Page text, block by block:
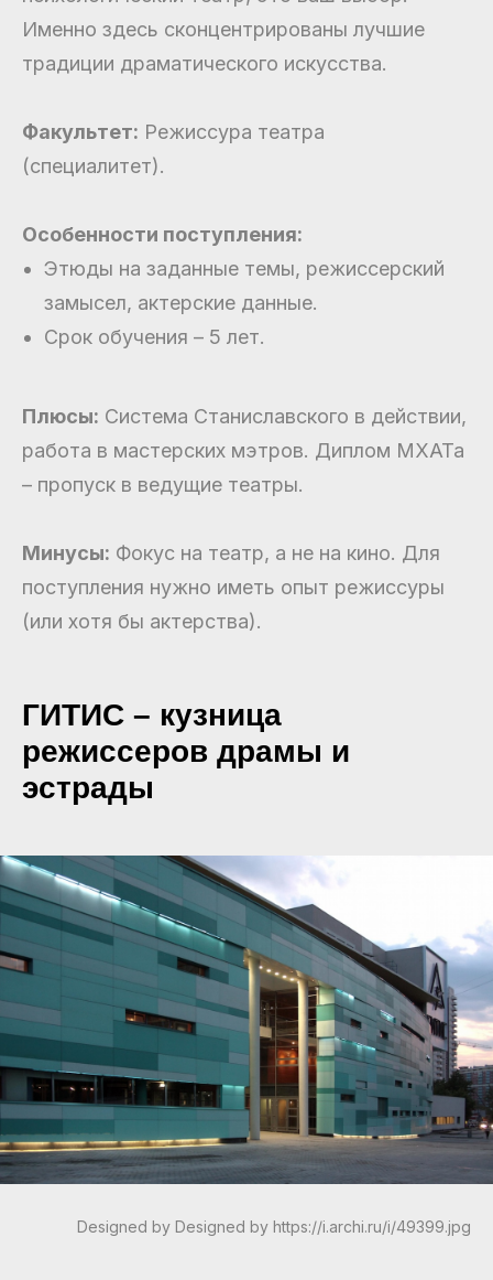
Именно здесь сконцентрированы лучшие
традиции драматического искусства.
Факультет: Режиссура театра
(специалитет).
Особенности поступления:
Этюды на заданные темы, режиссерский
замысел, актерские данные.
Срок обучения – 5 лет.
Плюсы: Система Станиславского в действии,
работа в мастерских мэтров. Диплом МХАТа
– пропуск в ведущие театры.
Минусы: Фокус на театр, а не на кино. Для
поступления нужно иметь опыт режиссуры
(или хотя бы актерства).
ГИТИС – кузница
режиссеров драмы и
эстрады
Designed by Designed by https://i.archi.ru/i/49399.jpg